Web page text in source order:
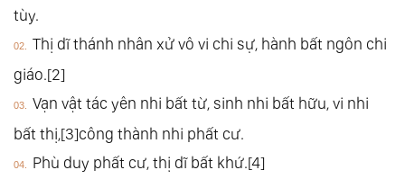
34.
35.Đạo Đức Kinh: Chương 31. Yến Vũ
36.Đạo Đức Kinh: Chương 32. Thánh Đức
37. Đạo Đức Kinh: Chương 33. Biện Đức
38.Đạo Đức Kinh: Chương 34. Nhiệm Thành
39. Đạo Đức Kinh: Chương 35. Nhân Đức
tùy.
Thị dĩ thánh nhân xử vô vi chi sự, hành bất ngôn chi
giáo.[2]
Vạn vật tác yên nhi bất từ, sinh nhi bất hữu, vi nhi
bất thị,[3]công thành nhi phất cư.
Phù duy phất cư, thị dĩ bất khứ.[4]